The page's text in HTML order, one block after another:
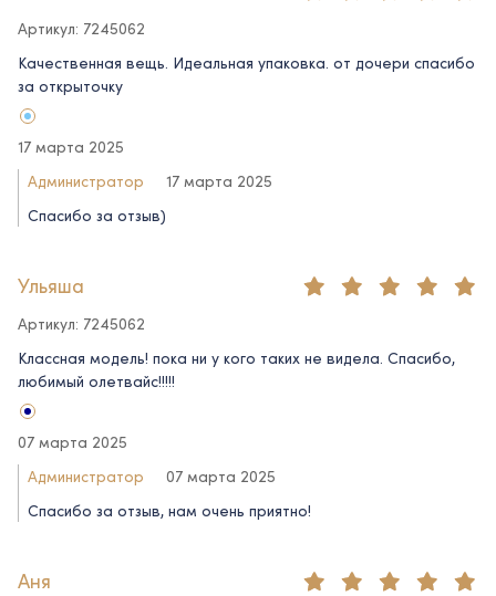
Артикул: 7245062
Качественная вещь. Идеальная упаковка. от дочери спасибо
за открыточку
17 марта 2025
Администратор
17 марта 2025
Спасибо за отзыв)
Ульяша
Артикул: 7245062
Классная модель! пока ни у кого таких не видела. Спасибо,
любимый олетвайс!!!!!
07 марта 2025
Администратор
07 марта 2025
Спасибо за отзыв, нам очень приятно!
Аня